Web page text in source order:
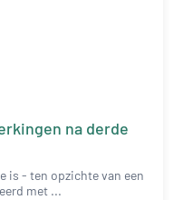
na derde
is - ten opzichte van een
met ...